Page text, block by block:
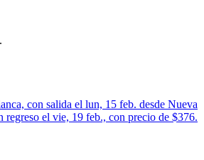
con salida el lun, 15 feb. desde Nueva
regreso el vie, 19 feb., con precio de $376.